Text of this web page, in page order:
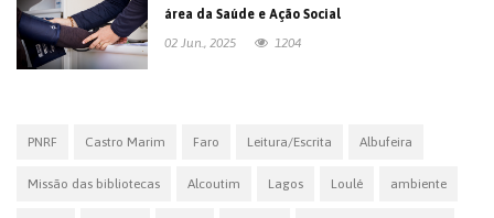
área da Saúde e Ação Social
02 Jun., 2025
1204
PNRF Castro Marim Faro Leitura/Escrita Albufeira
Missão das bibliotecas Alcoutim Lagos Loulé ambiente